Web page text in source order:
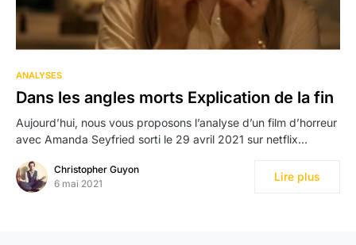
ANALYSES
Dans les angles morts Explication de la fin
Aujourd’hui, nous vous proposons l’analyse d’un film d’horreur
avec Amanda Seyfried sorti le 29 avril 2021 sur netflix…
Christopher Guyon
6 mai 2021
Lire plus